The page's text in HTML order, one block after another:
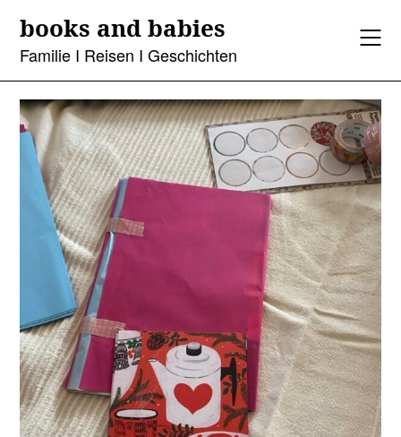
content
books and babies
Familie I Reisen I Geschichten